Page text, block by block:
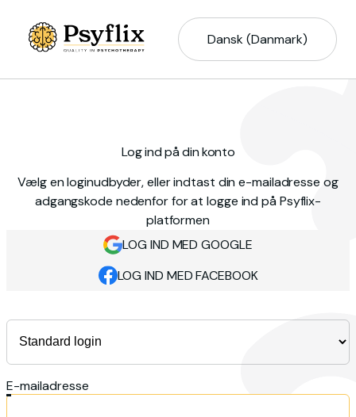
Dansk (Danmark)
Log ind på din konto
Vælg en loginudbyder, eller indtast din e-mailadresse og
adgangskode nedenfor for at logge ind på Psyflix-
platformen
LOG IND MED GOOGLE
LOG IND MED FACEBOOK
E-mailadresse